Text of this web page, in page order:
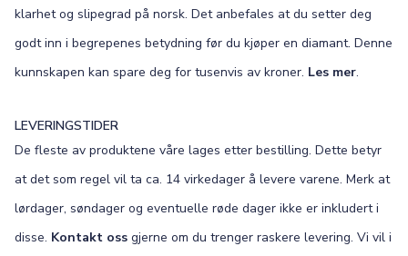
klarhet og slipegrad på norsk. Det anbefales at du setter deg
godt inn i begrepenes betydning før du kjøper en diamant. Denne
kunnskapen kan spare deg for tusenvis av kroner. Les mer.
LEVERINGSTIDER
De fleste av produktene våre lages etter bestilling. Dette betyr
at det som regel vil ta ca. 14 virkedager å levere varene. Merk at
lørdager, søndager og eventuelle røde dager ikke er inkludert i
disse. Kontakt oss gjerne om du trenger raskere levering. Vi vil i